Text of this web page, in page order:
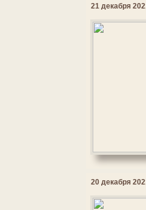
21 декабря
20 декабря